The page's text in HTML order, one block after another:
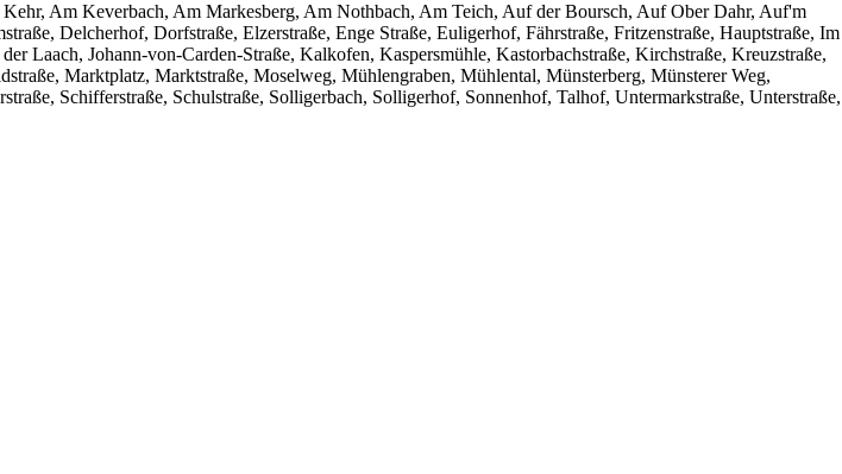
Am Keverbach, Am Markesberg, Am Nothbach, Am Teich, Auf der Boursch, Auf Ober Dahr, Auf'm
Delcherhof, Dorfstraße, Elzerstraße, Enge Straße, Euligerhof, Fährstraße, Fritzenstraße, Hauptstraße, Im
Laach, Johann-von-Carden-Straße, Kalkofen, Kaspersmühle, Kastorbachstraße, Kirchstraße, Kreuzstraße,
Marktplatz, Marktstraße, Moselweg, Mühlengraben, Mühlental, Münsterberg, Münsterer Weg,
Schifferstraße, Schulstraße, Solligerbach, Solligerhof, Sonnenhof, Talhof, Untermarkstraße, Unterstraße,